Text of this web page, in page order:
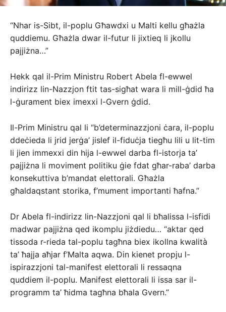
“Nhar is-Sibt, il-poplu Għawdxi u Malti kellu għażla
quddiemu. Għażla dwar il-futur li jixtieq li jkollu
pajjiżna…”
Hekk qal il-Prim Ministru Robert Abela fl-ewwel
indirizz lin-Nazzjon ftit tas-sigħat wara li mill-ġdid ħa
l-ġurament biex imexxi l-Gvern ġdid.
Il-Prim Ministru qal li “b’determinazzjoni ċara, il-poplu
ddeċieda li jrid jerġa’ jislef il-fiduċja tiegħu lili u lit-tim
li jien immexxi din hija l-ewwel darba fl-istorja ta’
pajjiżna li moviment politiku ġie fdat għar-raba’ darba
konsekuttiva b’mandat elettorali. Għażla
għaldaqstant storika, f’mument importanti ħafna.”
Dr Abela fl-indirizz lin-Nazzjoni qal li bħalissa l-isfidi
madwar pajjiżna qed ikomplu jiżdiedu… “aktar qed
tissoda r-rieda tal-poplu tagħna biex ikollna kwalità
ta’ ħajja aħjar f’Malta aqwa. Din kienet propju l-
ispirazzjoni tal-manifest elettorali li ressaqna
quddiem il-poplu. Manifest elettorali li issa sar il-
programm ta’ ħidma tagħna bħala Gvern.”